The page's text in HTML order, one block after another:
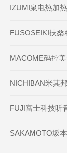
IZUMI泉电热加
FUSOSEIKI扶桑
MACOME码控
NICHIBAN米其
FUJI富士科技听
SAKAMOTO坂